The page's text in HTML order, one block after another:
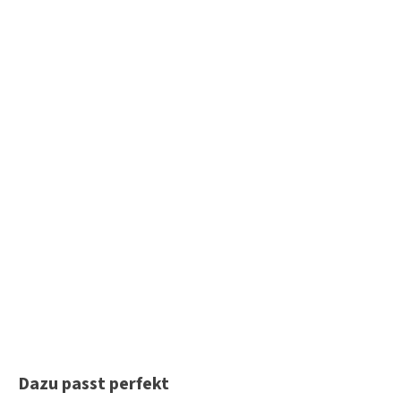
Produktgalerie überspringen
Dazu passt perfekt